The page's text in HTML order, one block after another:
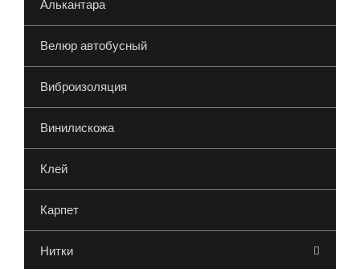
Алькантара
Велюр автобусный
Виброизоляция
Винилискожа
Клей
Карпет
Нитки